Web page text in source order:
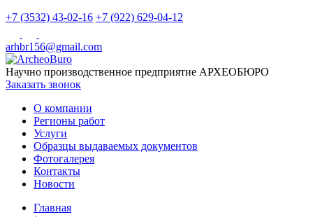
+7 (3532) 43-02-16 +7 (922) 629-04-12
arhbr156@gmail.com
Научно производственное предприятие АРХЕОБЮРО
Заказать звонок
О компании
Регионы работ
Услуги
Образцы выдаваемых документов
Фотогалерея
Контакты
Новости
Главная